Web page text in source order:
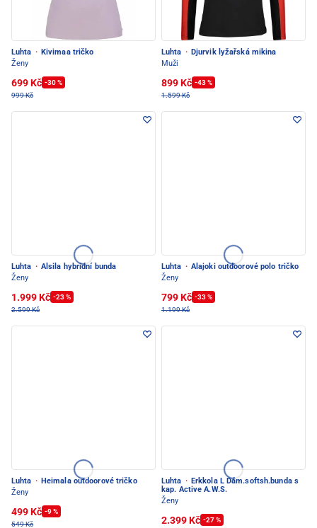
Luhta · Kivimaa tričko
Ženy
699 Kč -30 %
999 Kč
Luhta · Djurvik lyžařská mikina
Muži
899 Kč -43 %
1.599 Kč
Luhta · Alsila hybridní bunda
Ženy
1.999 Kč -23 %
2.599 Kč
Luhta · Alajoki outdoorové polo tričko
Ženy
799 Kč -33 %
1.199 Kč
Luhta · Heimala outdoorové tričko
Ženy
499 Kč -9 %
549 Kč
Luhta · Erkkola L Dám.softsh.bunda s
kap. Active A.W.S.
Ženy
2.399 Kč -27 %